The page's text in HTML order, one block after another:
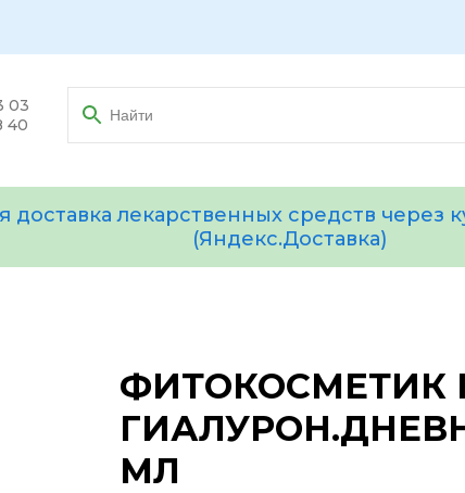
03
40
доставка лекарственных средств через
(Яндекс.Доставка)
ФИТОКОСМЕТИК
МЛ